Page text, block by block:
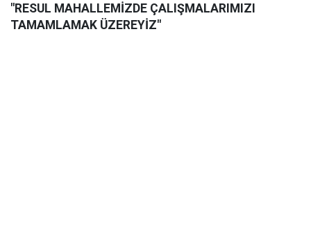
"RESUL MAHALLEMİZDE ÇALIŞMALARIMIZI
TAMAMLAMAK ÜZEREYİZ"